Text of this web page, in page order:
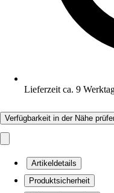
Lieferzeit ca. 9
Verfügbarkeit in der Nähe
Artikeldetails
Produktsicherheit